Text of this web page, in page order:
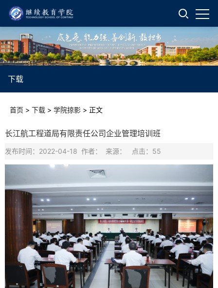
下载
首页 > 下载 > 学院掠影 > 正文
长江航工程道局有限责任公司企业管理培训班
发布时间：2022-04-18 作者： 来源： 点击： 55